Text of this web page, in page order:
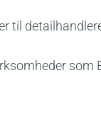
til
som